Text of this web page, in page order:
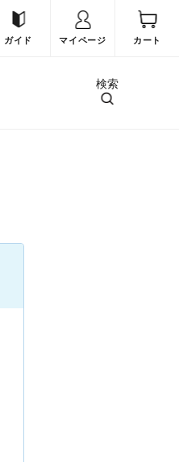
ガイド マイページ カート
検索